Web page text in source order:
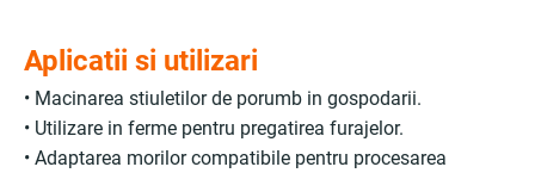
Aplicatii si utilizari
• Macinarea stiuletilor de porumb in gospodarii.
• Utilizare in ferme pentru pregatirea furajelor.
• Adaptarea morilor compatibile pentru procesarea